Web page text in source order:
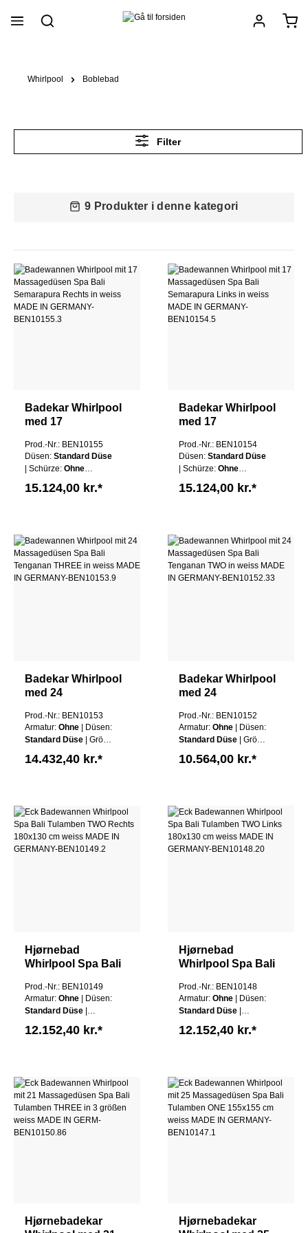
Whirlpool Boblebad
Filter
9 Produkter i denne kategori
Badekar Whirlpool
med 17
Bali Semarapura
Højre i hvid MADE
IN GERMANY
Prod.-Nr.: BEN10155
Düsen: Standard Düse
| Schürze: Ohne
Farbe:Weiß
15.124,00 kr.*
Badekar Whirlpool
med 17
Bali Semarapura
Venstre i hvid
MADE IN
GERMANY
Prod.-Nr.: BEN10154
Düsen: Standard Düse
| Schürze: Ohne
Farbe:Weiß
15.124,00 kr.*
Badekar Whirlpool
med 24
Bali Tenganan
THREE i hvid
GERMANY
Prod.-Nr.: BEN10153
Armatur: Ohne
| Düsen:
Standard Düse
| Größe:
| Schürze:
Ohne Schürze
14.432,40 kr.*
Badekar Whirlpool
med 24
Bali Tenganan TWO
i hvid MADE IN
Prod.-Nr.: BEN10152
Armatur: Ohne
| Düsen:
Standard Düse
| Größe:
| Schürze:
Ohne Schürze
10.564,00 kr.*
Hjørnebad
Whirlpool Spa Bali
Højre 180x130 cm
hvid MADE IN
Prod.-Nr.: BEN10149
Armatur: Ohne
| Düsen:
Standard Düse
Ohne Schürze
| Wannen Farbe:Weiß
12.152,40 kr.*
Hjørnebad
Whirlpool Spa Bali
180x130 cm hvid
MADE IN
Prod.-Nr.: BEN10148
Armatur: Ohne
| Düsen:
Standard Düse
Ohne Schürze
| Wannen Farbe:Weiß
12.152,40 kr.*
Hjørnebadekar
Hjørnebadekar